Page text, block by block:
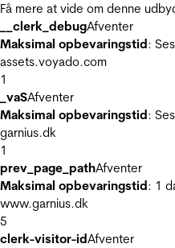
Få mere at vide om denne
__clerk_debugAfventer
Maksimal opbevaringstid:
assets.voyado.com
1
_vaSAfventer
Maksimal opbevaringstid:
garnius.dk
1
prev_page_pathAfventer
Maksimal opbevaringstid: 1
www.garnius.dk
5
clerk-visitor-idAfventer